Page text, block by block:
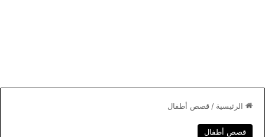
الرئيسية / قصص أطفال
قصص أطفال